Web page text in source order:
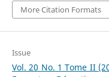
More Citation Formats
Issue
Vol. 20 No. 1 Tome II